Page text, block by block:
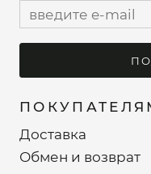
Доставка
Обмен и возврат